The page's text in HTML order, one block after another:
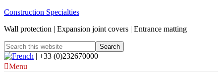
Construction Specialties
Wall protection | Expansion joint covers | Entrance matting
| +33 (0)232670000
Menu